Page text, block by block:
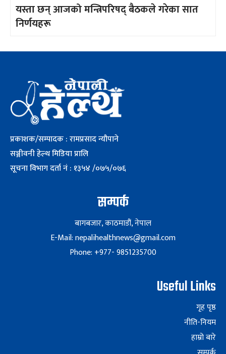
यस्ता छन् आजको मन्त्रिपरिषद् बैठकले गरेका सात
निर्णयहरू
प्रकाशक/सम्पादक : रामप्रसाद न्यौपाने
सञ्जीवनी हेल्थ मिडिया प्रालि
सूचना विभाग दर्ता नं : १३५४ /०७५/०७६
सम्पर्क
बागबजार, काठमाडौं, नेपाल
E-Mail: nepalihealthnews@gmail.com
Phone: +977- 9851235700
Useful Links
गृह पृष्ठ
नीति-नियम
हाम्रो बारे